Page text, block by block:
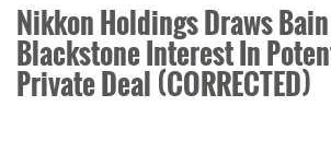
Nikkon Holdings Draws
Blackstone Interest In
Private Deal (CORRECTED)